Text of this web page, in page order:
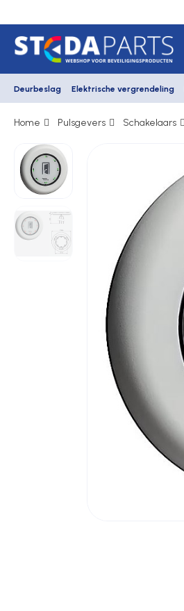
Deurbeslag Elektrische vergrendeling
Deurbeslag
Elektrische vergrendeling
Hekwerkonderdelen
Home Pulsgevers Schakelaars